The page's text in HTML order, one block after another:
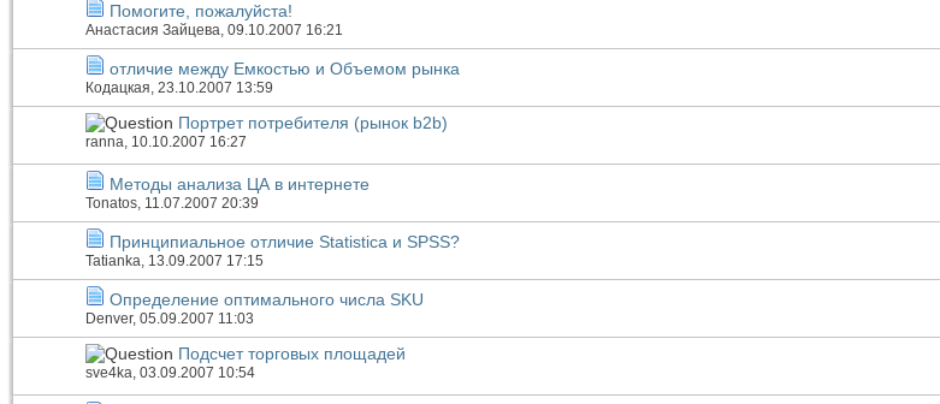
Помогите, пожалуйста!
Анастасия Зайцева, 09.10.2007 16:21
отличие между Емкостью и Объемом рынка
Кодацкая, 23.10.2007 13:59
Портрет потребителя (рынок b2b)
ranna, 10.10.2007 16:27
Методы анализа ЦА в интернете
Tonatos, 11.07.2007 20:39
Принципиальное отличие Statistica и SPSS?
Tatianka, 13.09.2007 17:15
Определение оптимального числа SKU
Denver, 05.09.2007 11:03
Подсчет торговых площадей
sve4ka, 03.09.2007 10:54